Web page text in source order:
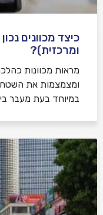
כיצד מכוונים
ומרכזית)?
מראות מכוונות
ומצמצמות את
במיוחד בעת מעבר